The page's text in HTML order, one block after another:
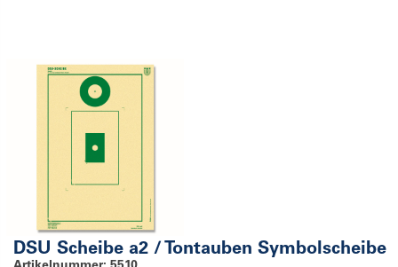
DSU Scheibe a2 / Tontauben Symbolscheibe